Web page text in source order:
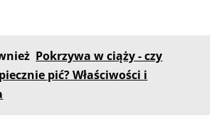
Pokrzywa w ciąży - czy
pić? Właściwości i